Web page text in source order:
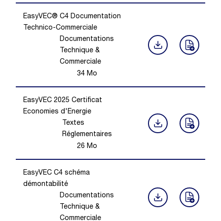
EasyVEC® C4 Documentation
Technico-Commerciale
Documentations
Technique &
Commerciale
34Mo
EasyVEC 2025 Certificat
Economies d'Energie
Textes
Réglementaires
26 Mo
EasyVEC C4 schéma
démontabilité
Documentations
Technique &
Commerciale